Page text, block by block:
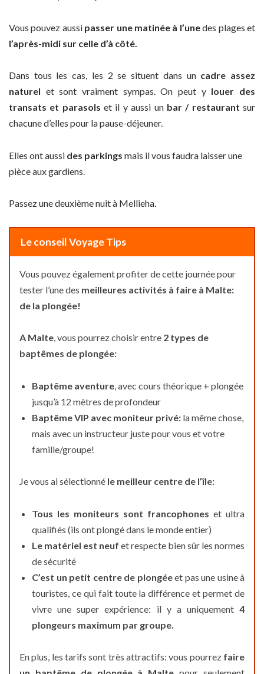
Vous pouvez aussi passer une matinée à l’unedes plages et
l’après-midi sur celle d’à côté.
Dans tous les cas, les 2 se situent dans un cadre assez
naturel et sont vraiment sympas. On peut ylouer des
transats et parasols et il y aussi un bar / restaurant sur
chacune d’elles pour la pause-déjeuner.
Elles ont aussi des parkings mais il vous faudra laisser une
pièce aux gardiens.
Passez une deuxième nuit à Mellieha.
Le conseil Voyage Tips
Vous pouvez également profiter de cette journée pour
tester l’une des meilleures activités à faire à Malte:
de la plongée!
A Malte, vous pourrez choisir entre 2 types de
baptêmes de plongée:
Baptême aventure, avec cours théorique + plongée
jusqu’à 12 mètres de profondeur
Baptême VIP avec moniteur privé: la même chose,
mais avec un instructeur juste pour vous et votre
famille/groupe!
Je vous ai sélectionné le meilleur centre de l’île:
Tous les moniteurs sont francophones et ultra
qualifiés (ils ont plongé dans le monde entier)
Le matériel est neuf et respecte bien sûr les normes
de sécurité
C’est un petit centre de plongéeet pas une usine à
touristes, ce qui fait toute la différence et permet de
vivre une super expérience: il y a uniquement 4
plongeurs maximum par groupe.
En plus, les tarifs sont très attractifs: vous pourrezfaire